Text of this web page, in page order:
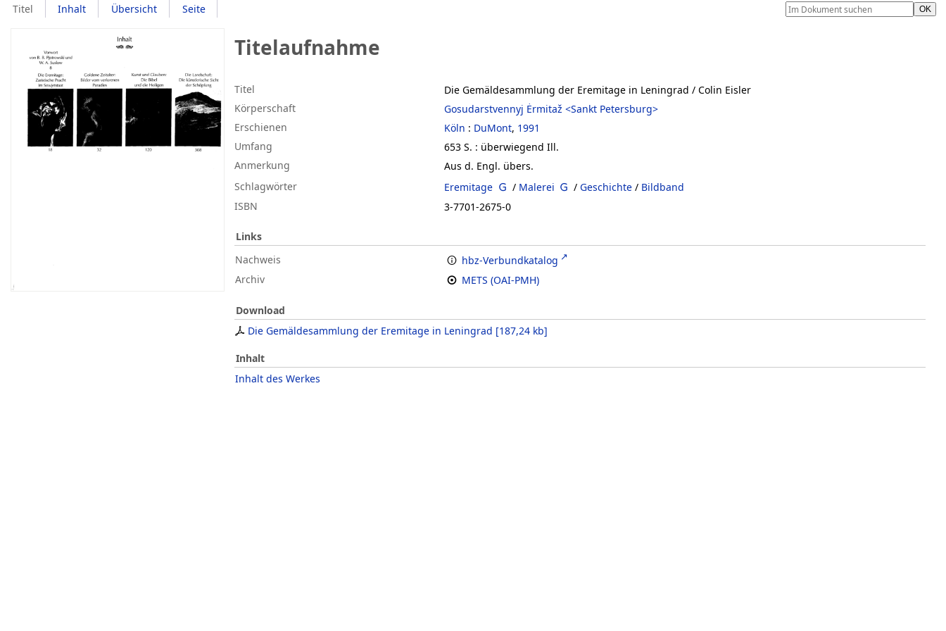
Titel Inhalt Übersicht Seite
Titelaufnahme
Titel Die Gemäldesammlung der Eremitage in Leningrad / Colin Eisler
Körperschaft
Gosudarstvennyj Ėrmitaž <Sankt Petersburg>
Erschienen
Köln : DuMont, 1991
Umfang
653 S. : überwiegend Ill.
Anmerkung
Aus d. Engl. übers.
Schlagwörter
Eremitage / Malerei / Geschichte / Bildband
ISBN
3-7701-2675-0
Links
Nachweis
hbz-Verbundkatalog
Archiv
METS (OAI-PMH)
Download
Die Gemäldesammlung der Eremitage in Leningrad [187,24 kb]
Inhalt
Inhalt des Werkes